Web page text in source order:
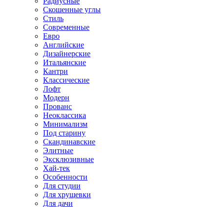
Скошенные углы
Стиль
Современные
Евро
Английские
Дизайнерские
Итальянские
Кантри
Классические
Лофт
Модерн
Прованс
Неоклассика
Минимализм
Под старину
Скандинавские
Элитные
Эксклюзивные
Хай-тек
Особенности
Для студии
Для хрущевки
Для дачи